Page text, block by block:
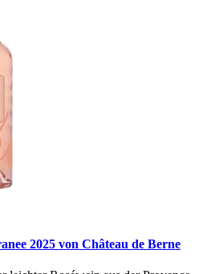
2025 von Château de Berne